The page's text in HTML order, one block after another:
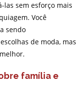
las sem esforço mais
Você
sendo
de moda, mas
família e